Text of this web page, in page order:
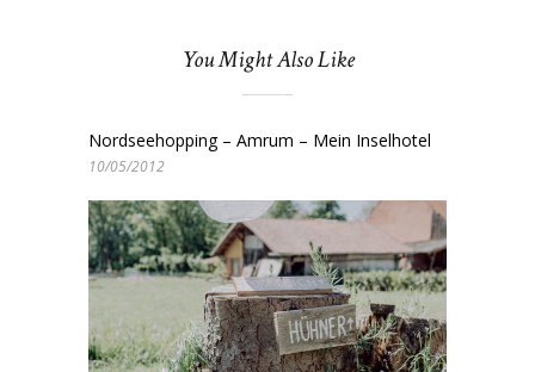
You Might Also Like
Nordseehopping – Amrum – Mein Inselhotel
10/05/2012